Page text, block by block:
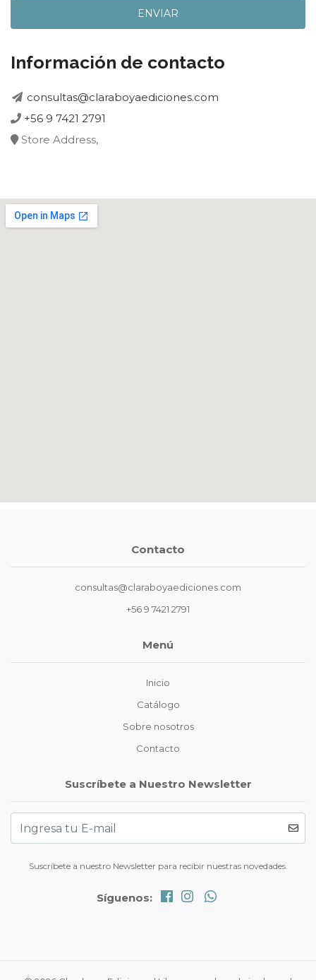
Información de contacto
consultas@claraboyaediciones.com
+56 9 7421 2791
Store Address,
Contacto
consultas@claraboyaediciones.com
+56 9 7421 2791
Menú
Inicio
Catálogo
Sobre nosotros
Contacto
Suscríbete a Nuestro Newsletter
Suscríbete a nuestro Newsletter para recibir nuestras novedades.
Síguenos: